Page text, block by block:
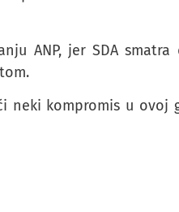
ANP, jer SDA
neki kompromis u ovoj